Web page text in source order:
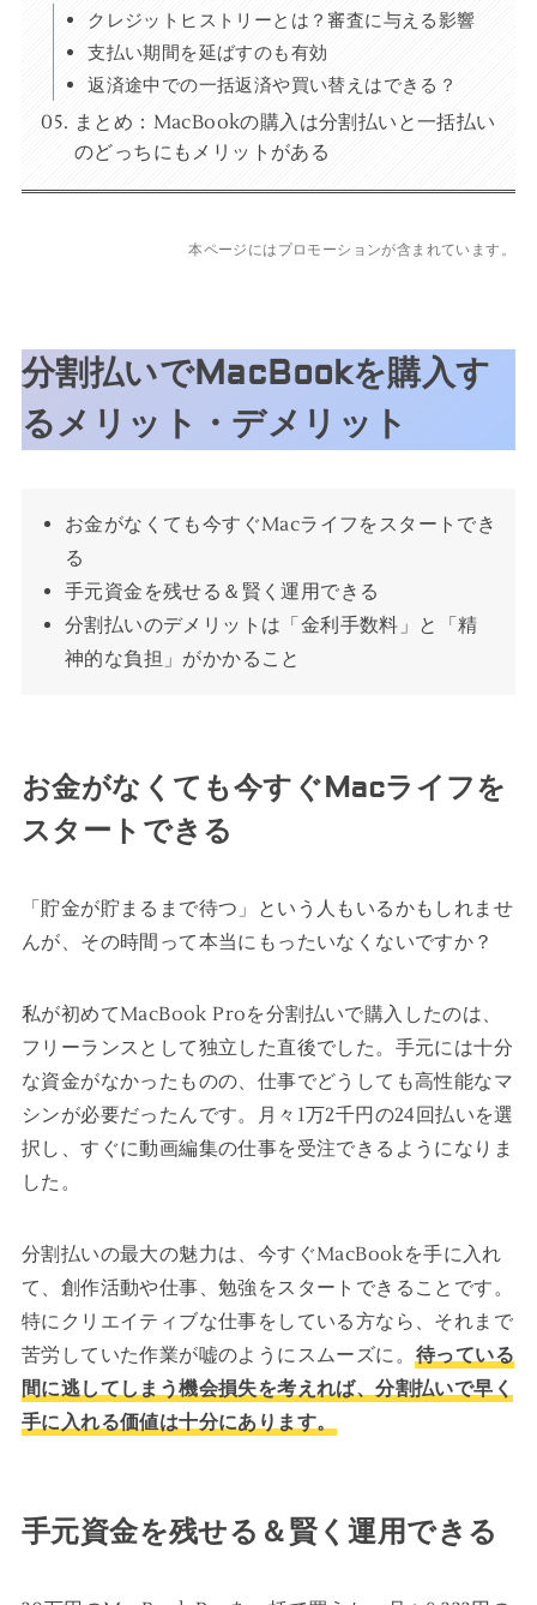
クレジットヒストリーとは？審査に与える影響
支払い期間を延ばすのも有効
返済途中での一括返済や買い替えはできる？
まとめ：MacBookの購入は分割払いと一括払い
のどっちにもメリットがある
本ページにはプロモーションが含まれています。
分割払いでMacBookを購入す
るメリット・デメリット
お金がなくても今すぐMacライフをスタートでき
る
手元資金を残せる＆賢く運用できる
分割払いのデメリットは「金利手数料」と「精
神的な負担」がかかること
お金がなくても今すぐMacライフを
スタートできる
「貯金が貯まるまで待つ」という人もいるかもしれませ
んが、その時間って本当にもったいなくないですか？
私が初めてMacBook Proを分割払いで購入したのは、
フリーランスとして独立した直後でした。手元には十分
な資金がなかったものの、仕事でどうしても高性能なマ
シンが必要だったんです。月々1万2千円の24回払いを選
択し、すぐに動画編集の仕事を受注できるようになりま
した。
分割払いの最大の魅力は、今すぐMacBookを手に入れ
て、創作活動や仕事、勉強をスタートできることです。
特にクリエイティブな仕事をしている方なら、それまで
苦労していた作業が嘘のようにスムーズに。 待っている
間に逃してしまう機会損失を考えれば、分割払いで早く
手に入れる価値は十分にあります。
手元資金を残せる＆賢く運用できる